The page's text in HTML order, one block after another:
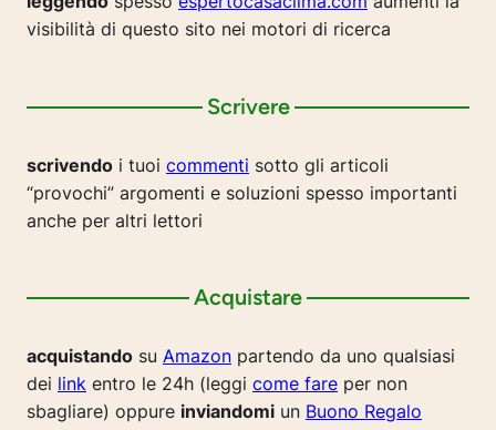
visibilità di questo sito nei motori di ricerca
Scrivere
scrivendo i tuoi commenti sotto gli articoli
“provochi” argomenti e soluzioni spesso importanti
anche per altri lettori
Acquistare
acquistando su Amazon partendo da uno qualsiasi
dei link entro le 24h (leggi come fare per non
sbagliare) oppure inviandomi un Buono Regalo